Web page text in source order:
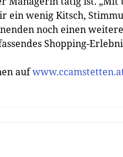
ein wenig Kitsch,
noch einen
Shopping-
auf